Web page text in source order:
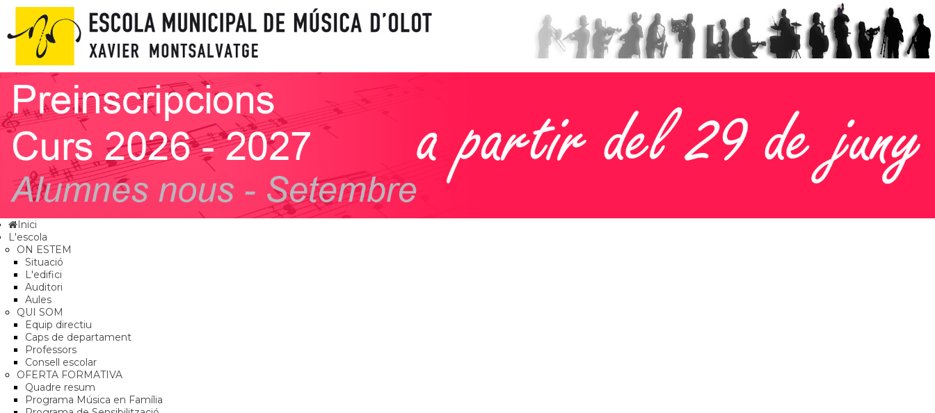
Inici
L'escola
ON ESTEM
Situació
L'edifici
Auditori
Aules
QUI SOM
Equip directiu
Caps de departament
Professors
Consell escolar
OFERTA FORMATIVA
Quadre resum
Programa Música en Família